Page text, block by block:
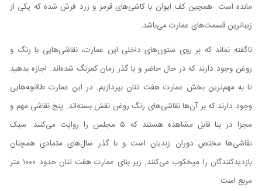
مانده است. همچین کف ایوان با کاشی‌های قرمز و زرد فرش شده که یکی از
زیباترین قسمت‌های عمارت می‌باشد.
ناگفته نماند که بر روی ستون‌های داخلی این عمارت، نقاشی‌هایی با رنگ و
روغن وجود دارند که در حال حاضر و با گذر زمان کمرنگ شده‌اند. اجازه بدهید
تا به مهم‌ترین بخش عمارت هفت تنان بپردازیم. در این عمارت طاقچه‌هایی
وجود دارند که بر آن‌ها نقاشی‌های رنگ روغن نقش بسته‌اند. پنج نقاشی مهم و
مجزا در بنا قابل مشاهده هستند که ۵ مجلس را روایت می‌کنند. سبک
نقاشی‌ها مختص دوران زندیان است و با گذر سال‌های متمادی همچنان
بازدیدکنندگان را میخکوب می‌کنند. زیر بنای عمارت هفت تنان حدود ۱۰۰۰ متر
مربع است.